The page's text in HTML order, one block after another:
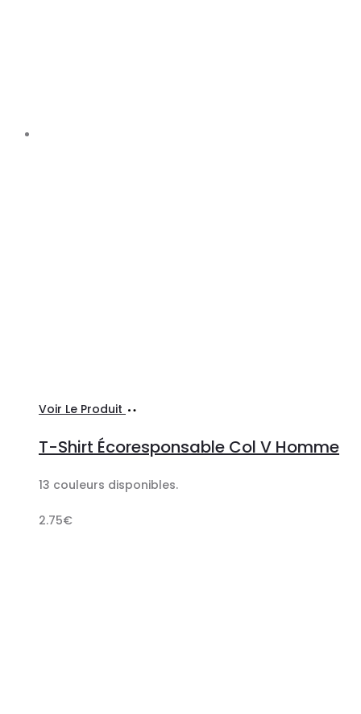
Voir Le Produit
panier
T-Shirt Écoresponsable Col V Homme
13 couleurs disponibles.
2.75€